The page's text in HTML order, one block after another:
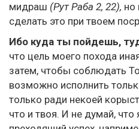
мидраш (Рут Раба 2, 22), но
сделать это при твоем
Ибо куда ты пойдешь,
что цель моего похода
затем, чтобы соблюдать
возможно исполнить
только ради некоей
что и твоя. И не думай,